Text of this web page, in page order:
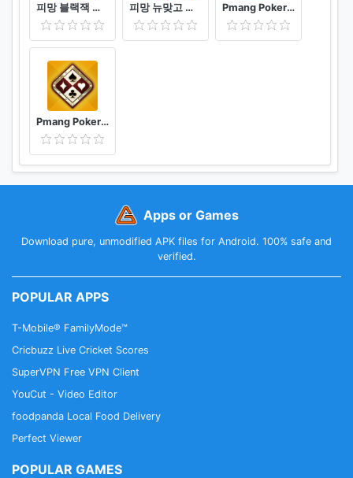
피망 블랙잭 모든 블랙잭 게임의 기준 피망 뉴맞고 고스톱으로 대한민국 1등 Pmang Poker : Casino Royal
Pmang Poker for kakao
Apps or Games
Download pure, unmodified APK files for Android. 100% safe and
verified.
POPULAR APPS
T-Mobile® FamilyMode™
Cricbuzz Live Cricket Scores
SuperVPN Free VPN Client
YouCut - Video Editor
foodpanda Local Food Delivery
Perfect Viewer
POPULAR GAMES